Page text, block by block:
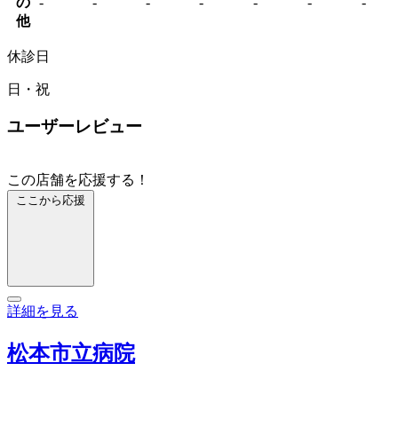
他
休診日
日・祝
ユーザーレビュー
この店舗を応援する！
ここから応援
詳細を見る
松本市立病院